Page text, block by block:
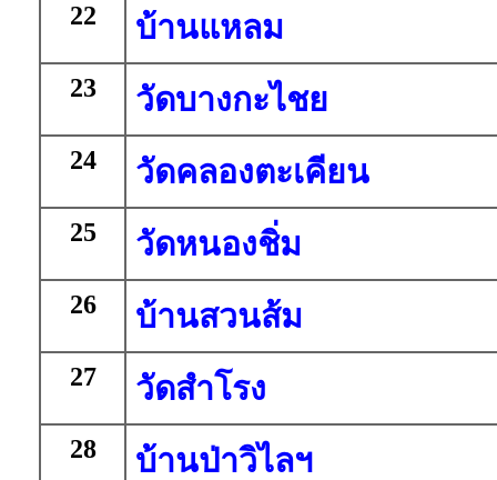
22 บ้านแหลม
23 วัดบางกะไชย
24 วัดคลองตะเคียน
25 วัดหนองชิ่ม
26 บ้านสวนส้ม
27 วัดสำโรง
28 บ้านป่าวิไลฯ